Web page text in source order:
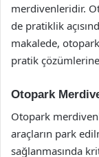
merdivenleridir.
de pratiklik
makalede,
pratik
Otopark
Otopark
araçların park
sağlanmasında